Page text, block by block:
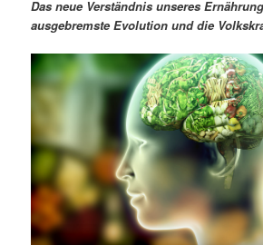
r
n
I
n
d
r
e
n
n
a
i
g
i
o
n
Das neue Verständnis unseres
ausgebremste Evolution und die